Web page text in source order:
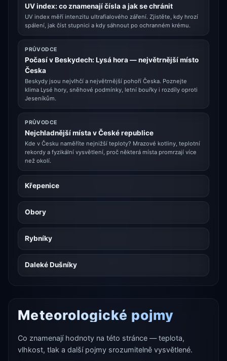
UV index: co znamenají čísla a jak se chránit
UV index měří intenzitu ultrafialového záření. Zjistěte, kdy hrozí
spálení, jak číst stupnici a kdy sáhnout po ochranném krému.
PRŮVODCE
Počasí v Beskydech: Lysá hora — největrnější místo
Česka
Beskydy jsou nejvlhčí a největrnější pohoří Česka. Poznejte
klima Lysé hory, sněhové podmínky, letní bouřky i rozdíly oproti
Jeseníkům.
PRŮVODCE
Nejchladnější místa v České republice
Kde v Česku naměříte nejnižší teploty? Mrazové kotliny, teplotní
rekordy a fyzikální vysvětlení, proč některá místa promrzají více
než okolí.
Křepenice
Obory
Rybníky
Daleké Dušníky
Meteorologické pojmy
Co znamenají hodnoty na této stránce — teplota,
vlhkost, tlak a další pojmy srozumitelně vysvětlené.